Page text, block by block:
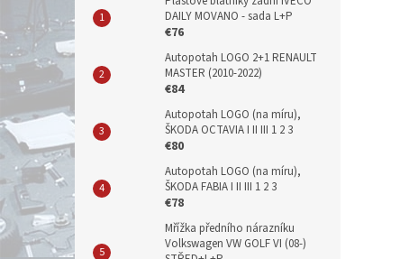
DAILY MOVANO - sada L+P
€76
Autopotah LOGO 2+1 RENAULT
MASTER (2010-2022)
€84
Autopotah LOGO (na míru),
ŠKODA OCTAVIA I II III 1 2 3
€80
Autopotah LOGO (na míru),
ŠKODA FABIA I II III 1 2 3
€78
Mřížka předního nárazníku
Volkswagen VW GOLF VI (08-)